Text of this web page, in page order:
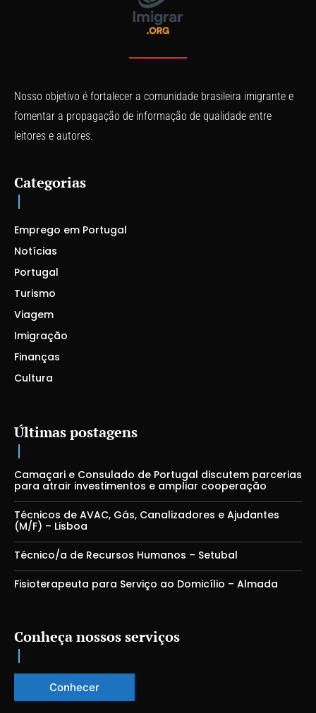
Nosso objetivo é fortalecer a comunidade brasileira imigrante e
fomentar a propagação de informação de qualidade entre
leitores e autores.
Categorias
Emprego em Portugal
Notícias
Portugal
Turismo
Viagem
Imigração
Finanças
Cultura
Últimas postagens
Camaçari e Consulado de Portugal discutem parcerias
para atrair investimentos e ampliar cooperação
Técnicos de AVAC, Gás, Canalizadores e Ajudantes
(M/F) – Lisboa
Técnico/a de Recursos Humanos – Setubal
Fisioterapeuta para Serviço ao Domicílio – Almada
Conheça nossos serviços
Conhecer